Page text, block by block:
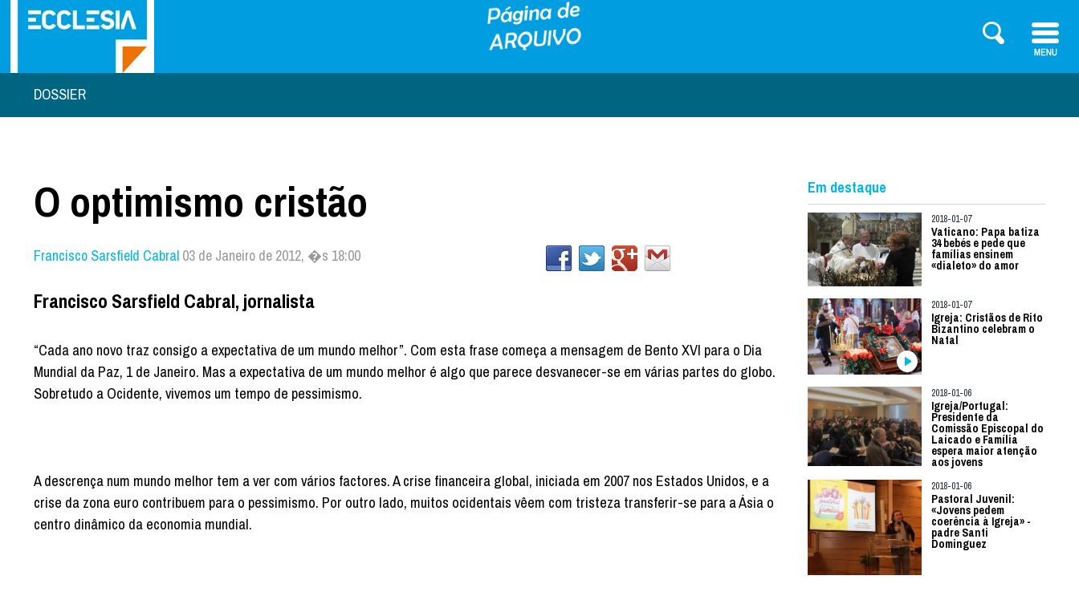
DOSSIER
O optimismo cristão
Francisco Sarsfield Cabral 03 de Janeiro de 2012, �s 18:00
Francisco Sarsfield Cabral, jornalista
“Cada ano novo traz consigo a expectativa de um mundo melhor”. Com esta frase começa a mensagem de Bento XVI para o Dia
Mundial da Paz, 1 de Janeiro. Mas a expectativa de um mundo melhor é algo que parece desvanecer-se em várias partes do globo.
Sobretudo a Ocidente, vivemos um tempo de pessimismo.
A descrença num mundo melhor tem a ver com vários factores. A crise financeira global, iniciada em 2007 nos Estados Unidos, e a
crise da zona euro contribuem para o pessimismo. Por outro lado, muitos ocidentais vêem com tristeza transferir-se para a Ásia o
centro dinâmico da economia mundial.
Em destaque
2018-01-07
Vaticano: Papa batiza
34 bebés e pede que
famílias ensinem
«dialeto» do amor
2018-01-07
Igreja: Cristãos de Rito
Bizantino celebram o
Natal
2018-01-06
Igreja/Portugal:
Presidente da
Comissão Episcopal do
Laicado e Família
espera maior atenção
aos jovens
2018-01-06
Pastoral Juvenil:
«Jovens pedem
coerência à Igreja» -
padre Santi
Dominguez